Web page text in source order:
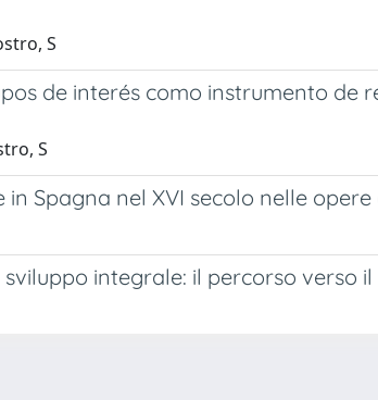
S
de interés como instrumento de
S
Spagna nel XVI secolo nelle
integrale: il percorso verso